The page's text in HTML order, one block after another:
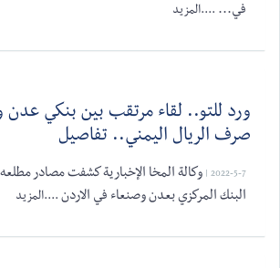
في... ....المزيد
ورد للتو.. لقاء مرتقب بين بنكي عدن
صرف الريال اليمني.. تفاصيل
2022-5-7 |
وكالة المخا الإخبارية كشفت مصادر
البنك المركزي بعدن وصنعاء في الاردن ....المزيد